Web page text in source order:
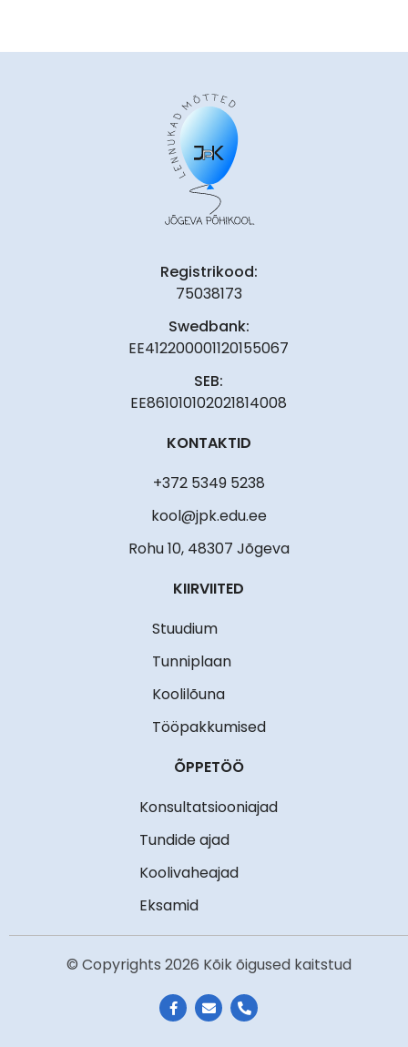
Registrikood:
75038173
Swedbank:
EE412200001120155067
SEB:
EE861010102021814008
KONTAKTID
+372 5349 5238
kool@jpk.edu.ee
Rohu 10, 48307 Jõgeva
KIIRVIITED
Stuudium
Tunniplaan
Koolilõuna
Tööpakkumised
ÕPPETÖÖ
Konsultatsiooniajad
Tundide ajad
Koolivaheajad
Eksamid
© Copyrights 2026 Kõik õigused kaitstud